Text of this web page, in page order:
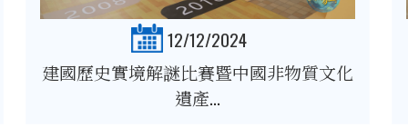
12/12/2024
建國歷史實境解謎比賽暨中國非物質文化
遺產...